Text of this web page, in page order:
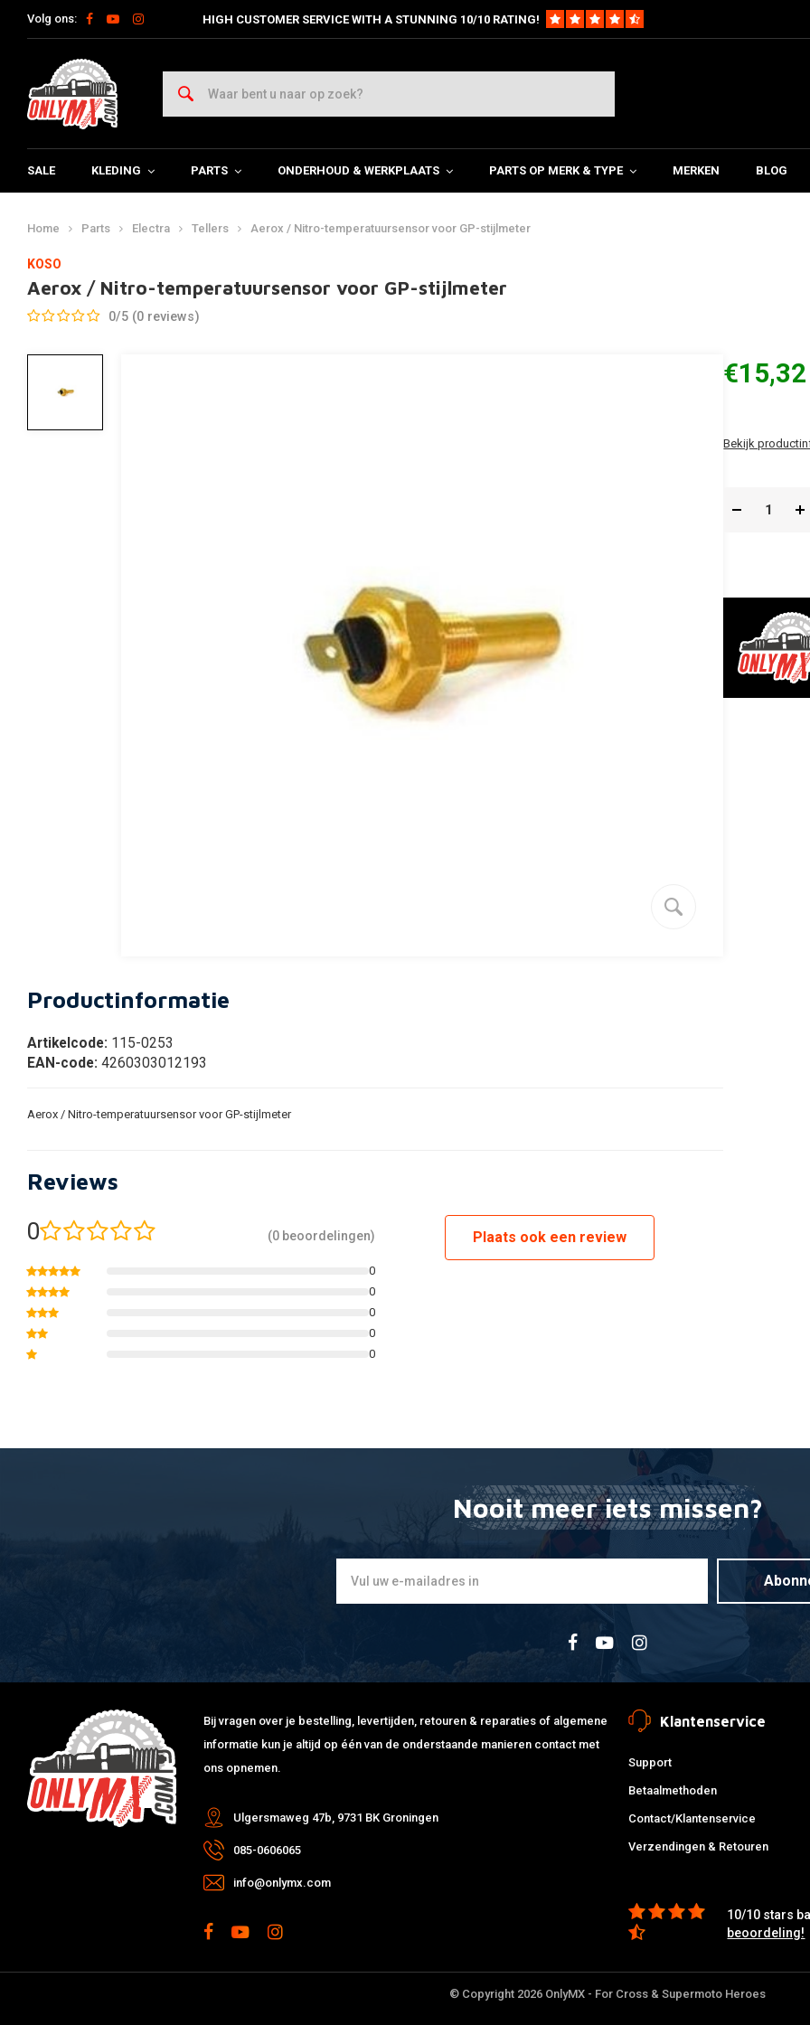
Volg ons: HIGH CUSTOMER SERVICE WITH A STUNNING 10/10 RATING!
SALE KLEDING PARTS ONDERHOUD & WERKPLAATS PARTS OP MERK & TYPE MERKEN BLOG
Home Parts Electra Tellers Aerox / Nitro-temperatuursensor voor GP-stijlmeter
KOSO
Aerox / Nitro-temperatuursensor voor GP-stijlmeter
0/5 (0 reviews)
€15,32
Bekijk
Productinformatie
Artikelcode: 115-0253
EAN-code: 4260303012193
Aerox / Nitro-temperatuursensor voor GP-stijlmeter
Reviews
0 (0 beoordelingen)
0
0
0
0
0
Plaats ook een review
Nooit meer iets missen?
Bij vragen over je bestelling, levertijden, retouren & reparaties of algemene
informatie kun je altijd op één van de onderstaande manieren contact met
ons opnemen.
Ulgersmaweg 47b, 9731 BK Groningen
085-0606065
info@onlymx.com
Klantenservice
Support
Betaalmethoden
Contact/Klantenservice
Verzendingen & Retouren
10/10 stars
beoordeling!
© Copyright 2026 OnlyMX - For Cross & Supermoto Heroes